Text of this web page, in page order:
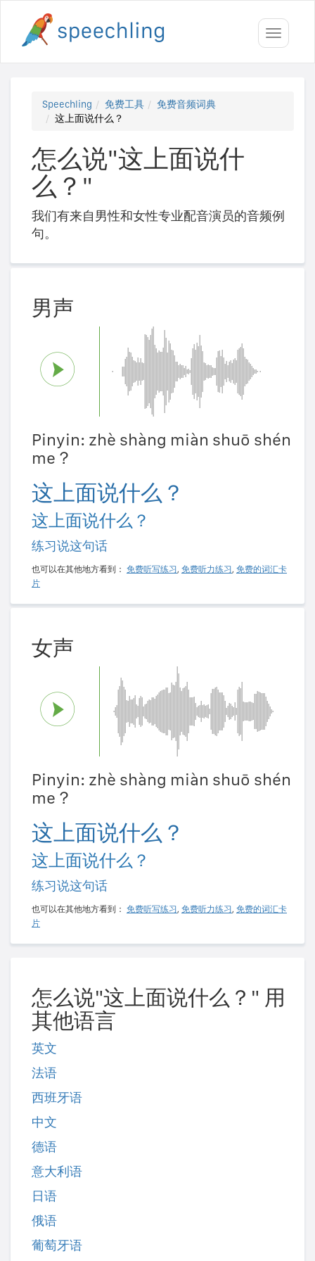
Toggle
Speechling 免费工具
免费音频词典
这上面说什么？
怎么说"这上面说什
么？"
我们有来自男性和女性专业配音演员的音频例
句。
男声
Pinyin: zhè shàng miàn shuō shén
me？
这上面说什么？
这上面说什么？
练习说这句话
也可以在其他地方看到： 免费听写练习, 免费听力练习, 免费的词汇卡
片
女声
Pinyin: zhè shàng miàn shuō shén
me？
这上面说什么？
这上面说什么？
练习说这句话
也可以在其他地方看到： 免费听写练习 , 免费听力练习 , 免费的词汇卡
片
怎么说"这上面说什么？" 用
其他语言
英文
法语
西班牙语
中文
德语
意大利语
日语
俄语
葡萄牙语